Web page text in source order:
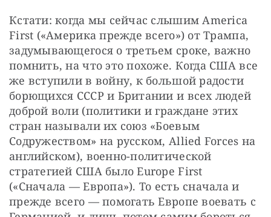
Кстати: когда мы сейчас слышим America
First («Америка прежде всего») от Трампа,
задумывающегося о третьем сроке, важно
помнить, на что это похоже. Когда США все
же вступили в войну, к большой радости
борющихся СССР и Британии и всех людей
доброй воли (политики и граждане этих
стран называли их союз «Боевым
Содружеством» на русском, Allied Forces на
английском), военно-политической
стратегией США было Europe First
(«Сначала — Европа»). То есть сначала и
прежде всего — помогать Европе воевать с